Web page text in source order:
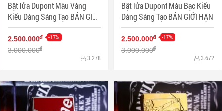
Bật lửa Dupont Màu Vàng
Kiểu Dáng Sáng Tạo BẢN GIỚI
HẠN
2.500.000đ -17%
3.000.000đ
3.278
Bật lửa Dupont Màu Bạc Kiểu
Dáng Sáng Tạo BẢN GIỚI HẠN
2.500.000đ -17%
3.000.000đ
3.672